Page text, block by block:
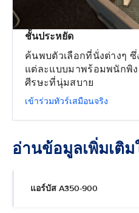
ชั้นประหยัด
ค้นพบตัวเลือกที่นั่งต่างๆ ซึ่
แต่ละแบบมาพร้อมพนักพิง
ศีรษะที่นุ่มสบาย
เข้าร่วมทัวร์เสมือนจริง
อ่านข้อมูลเพิ่มเติ
แอร์บัส A350-900